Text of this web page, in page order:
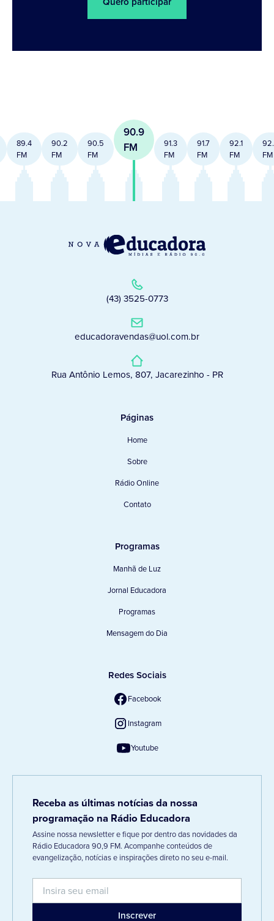
89.4
FM
90.2
FM
90.5
FM
90.9
FM
91.3
FM
91.7
FM
92.1
FM
FM
(43) 3525-0773
educadoravendas@uol.com.br
Rua Antônio Lemos, 807, Jacarezinho - PR
Páginas
Home
Sobre
Rádio Online
Contato
Programas
Manhã de Luz
Jornal Educadora
Programas
Mensagem do Dia
Redes Sociais
Facebook
Instagram
Youtube
Receba as últimas notícias da nossa
programação na Rádio Educadora
Assine nossa newsletter e fique por dentro das novidades da
Rádio Educadora 90,9 FM. Acompanhe conteúdos de
evangelização, notícias e inspirações direto no seu e-mail.